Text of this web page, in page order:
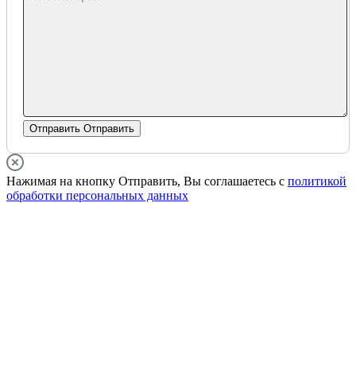
Отправить Отправить
Нажимая на кнопку Отправить, Вы соглашаетесь с политикой
обработки персональных данных